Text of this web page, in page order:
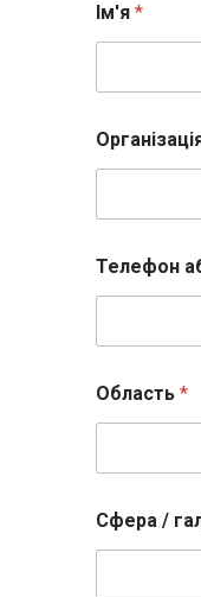
Ім'я *
Телефон
Область *
Сфера /